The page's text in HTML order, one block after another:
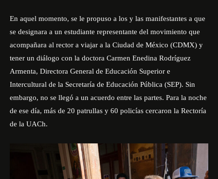
En aquel momento, se le propuso a los y las manifestantes a que
se designara a un estudiante representante del movimiento que
acompañara al rector a viajar a la Ciudad de México (CDMX) y
tener un diálogo con la doctora Carmen Enedina Rodríguez
Armenta, Directora General de Educación Superior e
Intercultural de la Secretaría de Educación Pública (SEP). Sin
embargo, no se llegó a un acuerdo entre las partes. Para la noche
de ese día, más de 20 patrullas y 60 policías cercaron la Rectoría
de la UACh.